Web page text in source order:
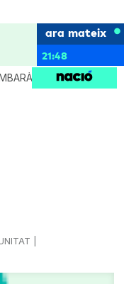
ara mateix
21:48
CRIANÇA